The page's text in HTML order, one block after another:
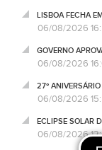
LISBOA FECHA
06/08/2026
GOVERNO
06/08/2026
27º
06/08/2026
ECLIPSE SOLAR
06/08/2026